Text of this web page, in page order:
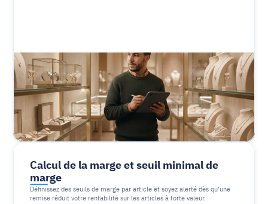
Calcul de la marge et seuil minimal de
marge
Définissez des seuils de marge par article et soyez alerté dès qu’une
remise réduit votre rentabilité sur les articles à forte valeur.